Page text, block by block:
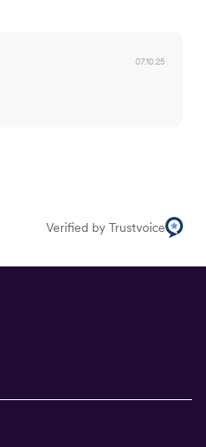
07.10.25
Verified by Trustvoice